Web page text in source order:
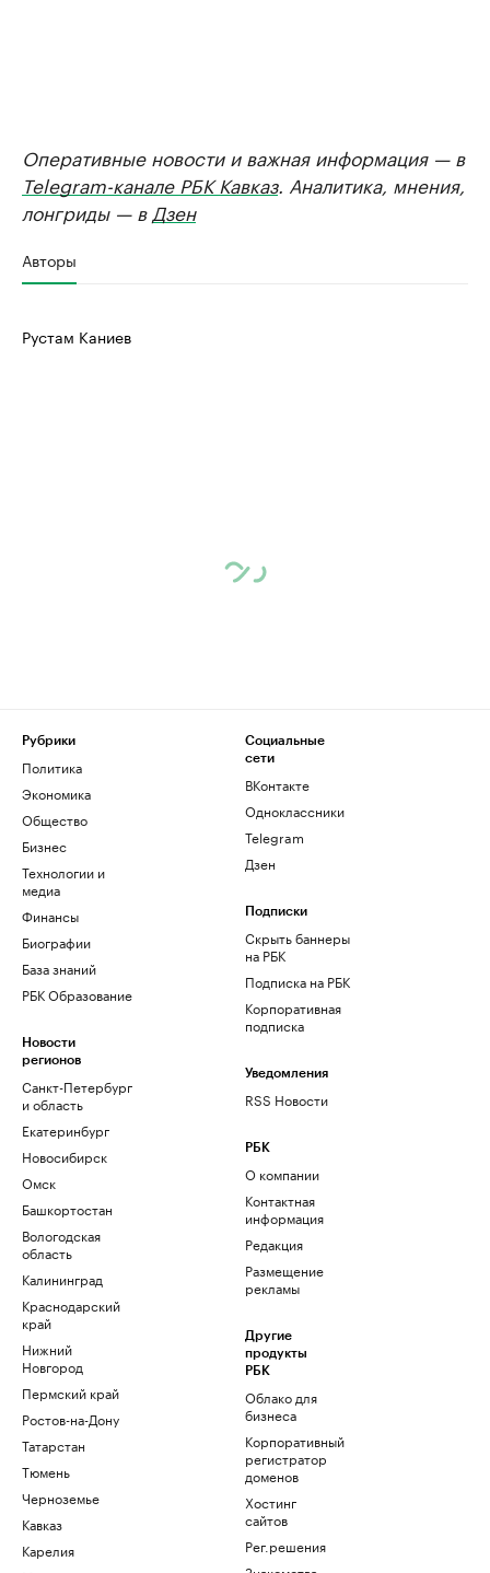
Оперативные новости и важная информация — в
Telegram-канале РБК Кавказ. Аналитика, мнения,
лонгриды — в Дзен
Авторы
Рустам Каниев
Рубрики
Политика
Экономика
Общество
Бизнес
Технологии и
медиа
Финансы
Биографии
База знаний
РБК Образование
Новости
регионов
Санкт-Петербург
и область
Екатеринбург
Новосибирск
Омск
Башкортостан
Вологодская
область
Калининград
Краснодарский
край
Нижний
Новгород
Пермский край
Ростов-на-Дону
Татарстан
Тюмень
Черноземье
Кавказ
Карелия
Социальные
сети
ВКонтакте
Одноклассники
Telegram
Дзен
Подписки
Скрыть баннеры
на РБК
Подписка на РБК
Корпоративная
подписка
Уведомления
RSS Новости
РБК
О компании
Контактная
информация
Редакция
Размещение
рекламы
Другие
продукты
РБК
Облако для
бизнеса
Корпоративный
регистратор
доменов
Хостинг
сайтов
Рег.решения